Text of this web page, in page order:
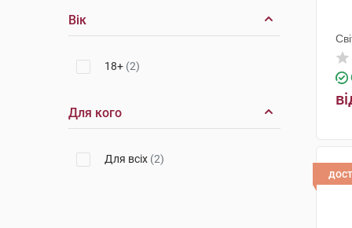
Іннофарма(1)
Дельфарм Гайард
Вік
18+ (2)
Для кого
Для всіх (2)